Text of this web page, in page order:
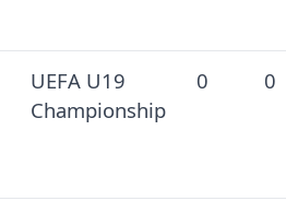
UEFA U19
Championship
0 0